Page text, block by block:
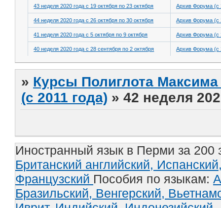
43 неделя 2020 года с 19 октября по 23 октября Архив Форума (с
44 неделя 2020 года с 26 октября по 30 октября Архив Форума (с
41 неделя 2020 года с 5 октября по 9 октября Архив Форума (с
40 неделя 2020 года с 28 сентября по 2 октября Архив Форума (с
» Курсы Полиглота
(с 2011 года) »42 неделя
Иностранный язык в Перми за 200
Британский английский,
Французский Пособия по языкам:
Бразильский, Венгерский,